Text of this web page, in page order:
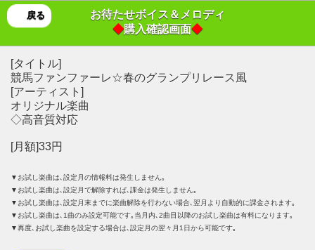
戻る
お待たせボイス＆メロディ
◆購入確認画面◆
[タイトル]
競馬ファンファーレ☆春のグランプリレース風
[アーティスト]
オリジナル楽曲
◇高音質対応
[月額]33円
▼お試し楽曲は､設定月の情報料は発生しません｡
▼お試し楽曲は､設定月で解除すれば､課金は発生しません｡
▼お試し楽曲は､設定月末までに楽曲解除を行わない場合､翌月より自動的に課金されます｡
▼お試し楽曲は､1曲のみ設定可能です｡当月内､2曲目以降のお試し楽曲は有料になります｡
▼再度､お試し楽曲を設定する場合は､設定月の翌々月1日から可能です｡